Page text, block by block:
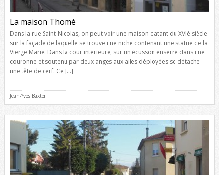
La maison Thomé
Dans la rue Saint-Nicolas, on peut voir une maison datant du XVIè siècle
sur la façade de laquelle se trouve une niche contenant une statue de la
Vierge Marie. Dans la cour intérieure, sur un écusson enserré dans une
couronne et soutenu par deux anges aux ailes déployées se détache
une tête de cerf. Ce […]
Jean-Yves Baxter